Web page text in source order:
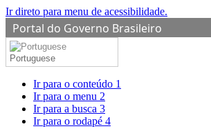
Ir direto para menu de acessibilidade.
Portal do Governo Brasileiro
Portuguese
Ir para o conteúdo 1
Ir para o menu 2
Ir para a busca 3
Ir para o rodapé 4